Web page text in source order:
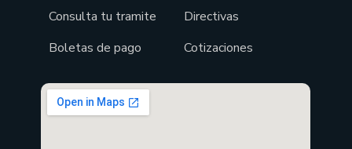
Consulta tu tramite
Boletas de pago
Directivas
Cotizaciones